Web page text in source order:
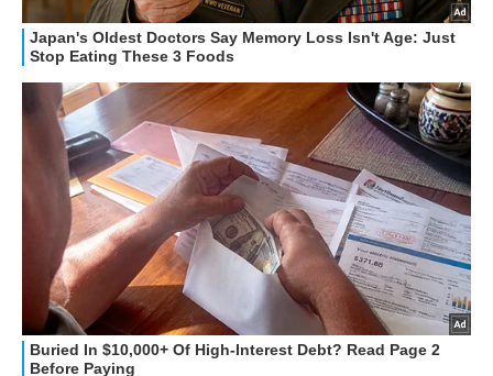
STREAMING E SERIE TV